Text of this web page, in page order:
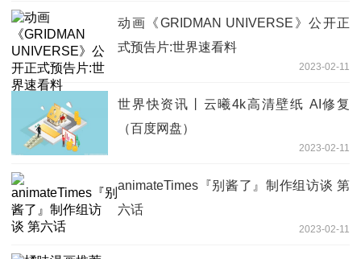
动画《GRIDMAN UNIVERSE》公开正
式预告片:世界速看料
2023-02-11
世界快资讯丨云曦4k高清壁纸 AI修复
（百度网盘）
2023-02-11
animateTimes『别酱了』制作组访谈 第
六话
2023-02-11